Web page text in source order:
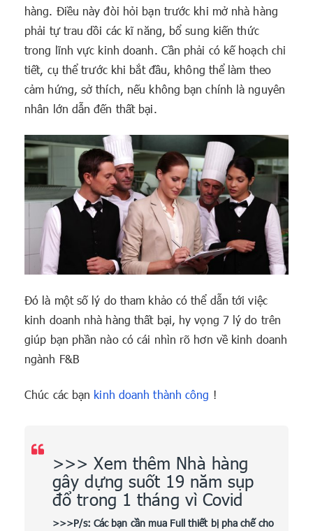
hàng. Điều này đòi hỏi bạn trước khi mở nhà hàng
phải tự trau dồi các kĩ năng, bổ sung kiến thức
trong lĩnh vực kinh doanh. Cần phải có kế hoạch chi
tiết, cụ thể trước khi bắt đầu, không thể làm theo
cảm hứng, sở thích, nếu không bạn chính là nguyên
nhân lớn dẫn đến thất bại.
Đó là một số lý do tham khảo có thể dẫn tới việc
kinh doanh nhà hàng thất bại, hy vọng 7 lý do trên
giúp bạn phần nào có cái nhìn rõ hơn về kinh doanh
ngành F&B
Chúc các bạn kinh doanh thành công !
>>> Xem thêm Nhà hàng
gây dựng suốt 19 năm sụp
đổ trong 1 tháng vì Covid
>>>P/s: Các bạn cần mua Full thiết bị pha chếcho